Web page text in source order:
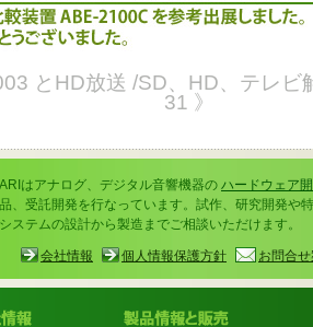
とHD放送 /SD、HD、テレビ
31 》
ARIはアナログ、デジタル音響機器の ハードウェア
品、受託開発を行なっています。試作、研究開発や
システムの設計から製造までご相談いただけます。
会社情報 個人情報保護方針 お問合